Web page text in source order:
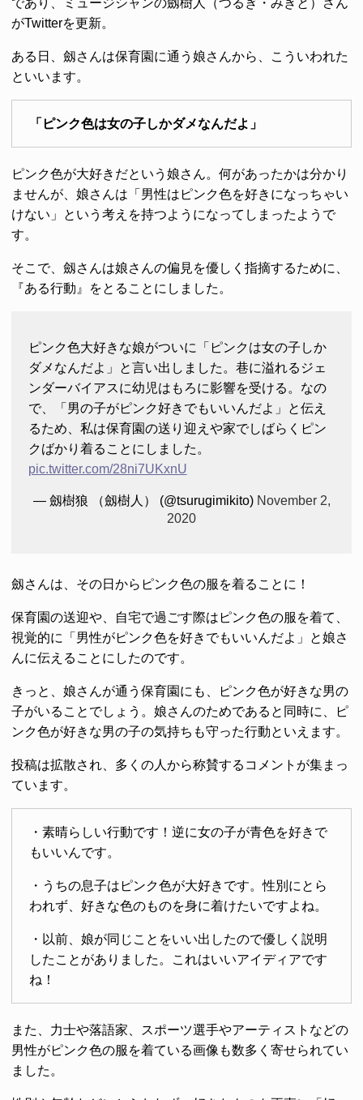
であり、ミュージシャンの劔樹人（つるぎ・みきと）さん
がTwitterを更新。
ある日、劔さんは保育園に通う娘さんから、こういわれた
といいます。
「ピンク色は女の子しかダメなんだよ」
ピンク色が大好きだという娘さん。何があったかは分かり
ませんが、娘さんは「男性はピンク色を好きになっちゃい
けない」という考えを持つようになってしまったようで
す。
そこで、劔さんは娘さんの偏見を優しく指摘するために、
『ある行動』をとることにしました。
ピンク色大好きな娘がついに「ピンクは女の子しか
ダメなんだよ」と言い出しました。巷に溢れるジェ
ンダーバイアスに幼児はもろに影響を受ける。なの
で、「男の子がピンク好きでもいいんだよ」と伝え
るため、私は保育園の送り迎えや家でしばらくピン
クばかり着ることにしました。
pic.twitter.com/28ni7UKxnU
— 劔樹狼 （劔樹人） (@tsurugimikito) November 2,
2020
劔さんは、その日からピンク色の服を着ることに！
保育園の送迎や、自宅で過ごす際はピンク色の服を着て、
視覚的に「男性がピンク色を好きでもいいんだよ」と娘さ
んに伝えることにしたのです。
きっと、娘さんが通う保育園にも、ピンク色が好きな男の
子がいることでしょう。娘さんのためであると同時に、ピ
ンク色が好きな男の子の気持ちも守った行動といえます。
投稿は拡散され、多くの人から称賛するコメントが集まっ
ています。
・素晴らしい行動です！逆に女の子が青色を好きで
もいいんです。
・うちの息子はピンク色が大好きです。性別にとら
われず、好きな色のものを身に着けたいですよね。
・以前、娘が同じことをいい出したので優しく説明
したことがありました。これはいいアイディアです
ね！
また、力士や落語家、スポーツ選手やアーティストなどの
男性がピンク色の服を着ている画像も数多く寄せられてい
ました。